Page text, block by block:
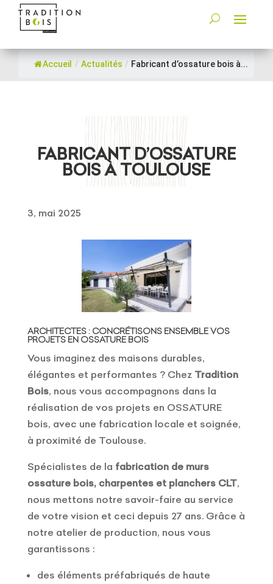
Accueil / Actualités / Fabricant d’ossature bois à...
FABRICANT D’OSSATURE
BOIS À TOULOUSE
3, mai 2025
ARCHITECTES : CONCRÉTISONS ENSEMBLE VOS
PROJETS EN OSSATURE BOIS
Vous imaginez des maisons durables,
élégantes et performantes ? Chez Tradition
Bois, nous vous accompagnons dans la
réalisation de vos projets en OSSATURE
bois, avec une fabrication locale et soignée,
à proximité de Toulouse.
Spécialistes de la fabrication de murs
ossature bois, charpentes et planchers CLT,
nous mettons notre savoir-faire au service
de votre vision et ceci depuis 27 ans. Grâce à
notre atelier de production, nous vous
garantissons :
des éléments préfabriqués de haute